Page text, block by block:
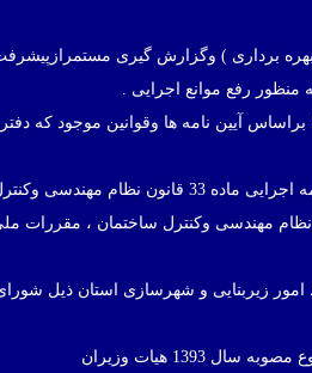
برداری ) وگزارش گیری
منظور رفع موانع اجرایی .
آیین نامه ها وقوانین موجود که
نظام مهندسی وکنترل ساختمان ، مقررات
زیربنایی و شهرسازی استان ذیل